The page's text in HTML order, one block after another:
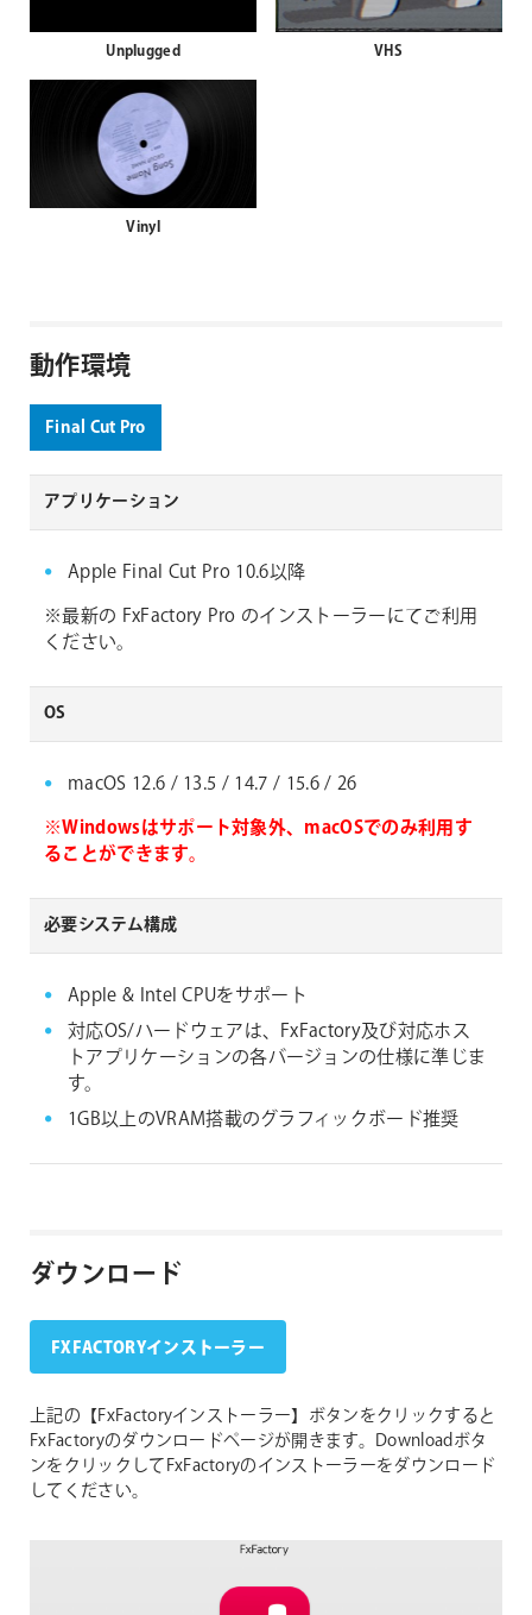
Unplugged VHS
Vinyl
動作環境
Final Cut Pro
アプリケーション
Apple Final Cut Pro 10.6以降
※最新の FxFactory Pro のインストーラーにてご利用
ください。
OS
macOS 12.6 / 13.5 / 14.7 / 15.6 / 26
※Windowsはサポート対象外、macOSでのみ利用す
ることができます。
必要システム構成
Apple & Intel CPUをサポート
対応OS/ハードウェアは、FxFactory及び対応ホス
トアプリケーションの各バージョンの仕様に準じま
す。
1GB以上のVRAM搭載のグラフィックボード推奨
ダウンロード
FXFACTORYインストーラー
上記の【FxFactoryインストーラー】ボタンをクリックすると
FxFactoryのダウンロードページが開きます。Downloadボタ
ンをクリックしてFxFactoryのインストーラーをダウンロード
してください。